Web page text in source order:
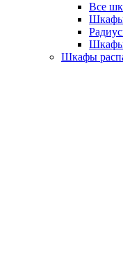
Все
Шкафы
Шкафы
Шкафы